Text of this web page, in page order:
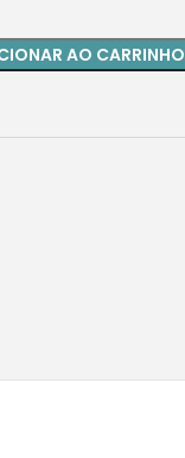
AO CARRINHO